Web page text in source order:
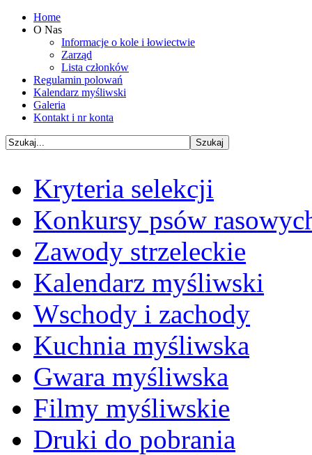
Home
O Nas
Informacje o kole i łowiectwie
Zarząd
Lista członków
Regulamin polowań
Kalendarz myśliwski
Galeria
Kontakt i nr konta
Kryteria selekcji
Konkursy psów
Zawody strzeleckie
Kalendarz myśliwski
Wschody i zachody
Kuchnia myśliwska
Gwara myśliwska
Filmy myśliwskie
Druki do pobrania